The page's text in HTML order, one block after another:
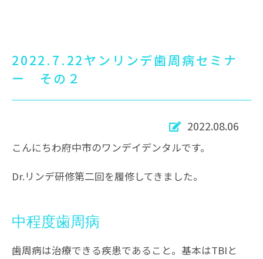
2022.7.22ヤンリンデ歯周病セミナ
ー その２
2022.08.06
こんにちわ府中市のワンデイデンタルです。
Dr.リンデ研修第二回を履修してきました。
中程度歯周病
歯周病は治療できる疾患であること。基本はTBIと